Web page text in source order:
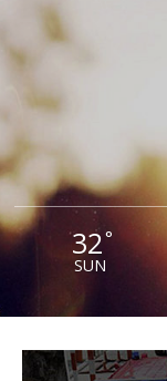
32°
SUN